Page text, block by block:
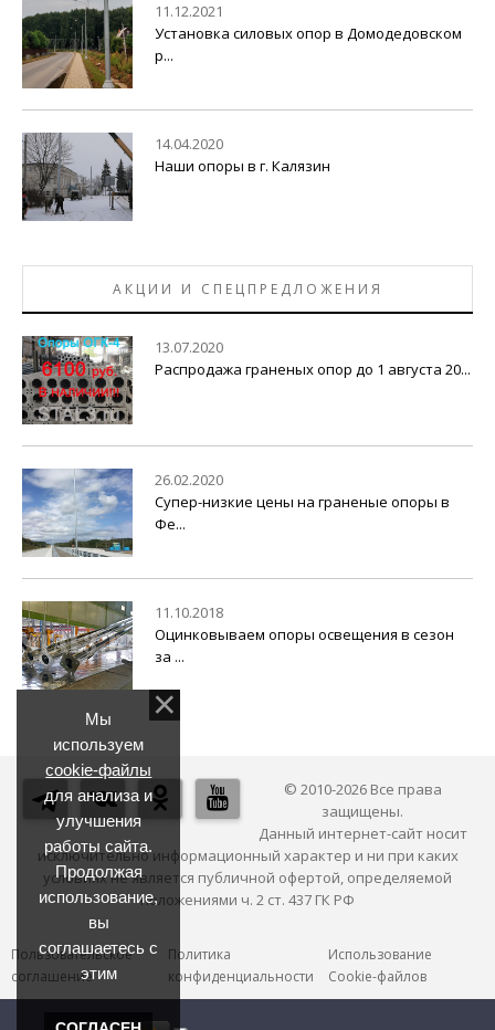
11.12.2021
Установка силовых опор в Домодедовском
р...
14.04.2020
Наши опоры в г. Калязин
АКЦИИ И СПЕЦПРЕДЛОЖЕНИЯ
13.07.2020
Распродажа граненых опор до 1 августа 20...
26.02.2020
Супер-низкие цены на граненые опоры в
Фе...
11.10.2018
Оцинковываем опоры освещения в сезон
за ...
© 2010-2026 Все права
защищены.
Данный интернет-сайт носит
исключительно информационный характер и ни при каких
условиях не является публичной офертой, определяемой
положениями ч. 2 ст. 437 ГК РФ
Пользовательское
соглашение
Политика
конфиденциальности
Использование
Cookie-файлов
Мы
используем
cookie-файлы
для анализа и
улучшения
работы сайта.
Продолжая
использование,
вы
соглашаетесь с
этим